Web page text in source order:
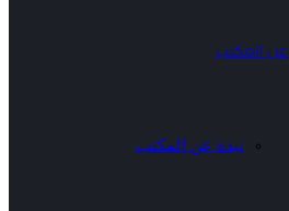
عن المكتب
نبذة عن المكتب